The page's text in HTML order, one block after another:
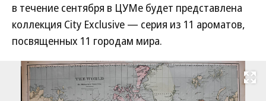
в течение сентября в ЦУМе будет представлена
коллекция City Exclusive — серия из 11 ароматов,
посвященных 11 городам мира.
Развернуть